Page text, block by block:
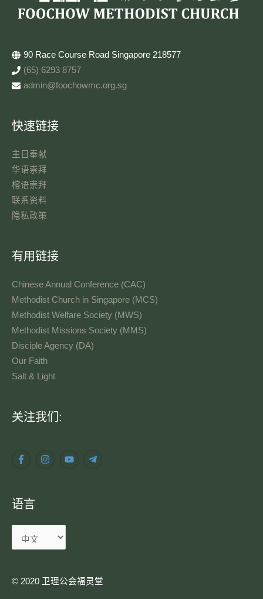
90 Race Course Road Singapore 218577
(65) 6293 8757
admin@foochowmc.org.sg
快速链接
主日奉献​
华语崇拜
榕语崇拜
联系资料​
隐私政策
有用链接
Chinese Annual Conference (CAC)
Methodist Church in Singapore (MCS)
Methodist Welfare Society (MWS)
Methodist Missions Society (MMS)
Disciple Agency (DA)
Our Faith
Salt & Light
关注我们:
语言
语
© 2020 卫理公会福灵堂​